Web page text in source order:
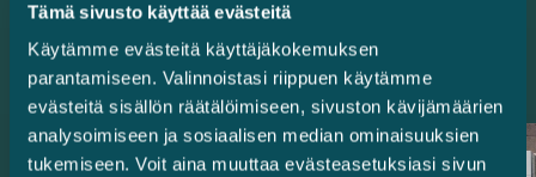
Tämä sivusto käyttää evästeitä
Käytämme evästeitä käyttäjäkokemuksen
parantamiseen. Valinnoistasi riippuen käytämme
evästeitä sisällön räätälöimiseen, sivuston kävijämäärien
analysoimiseen ja sosiaalisen median ominaisuuksien
tukemiseen. Voit aina muuttaa evästeasetuksiasi sivun
Uusimmat referenssit